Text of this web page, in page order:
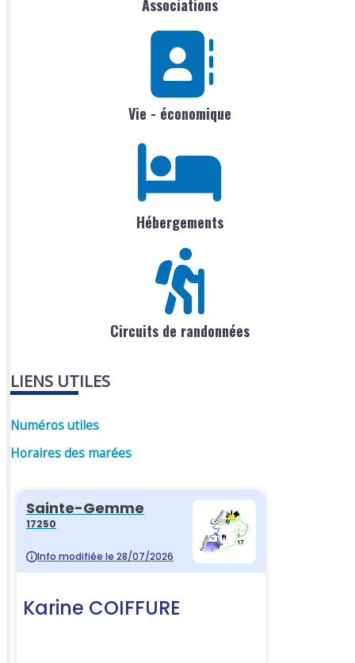
Associations
Vie - économique
Hébergements
Circuits de randonnées
LIENS UTILES
Numéros utiles
Horaires des marées